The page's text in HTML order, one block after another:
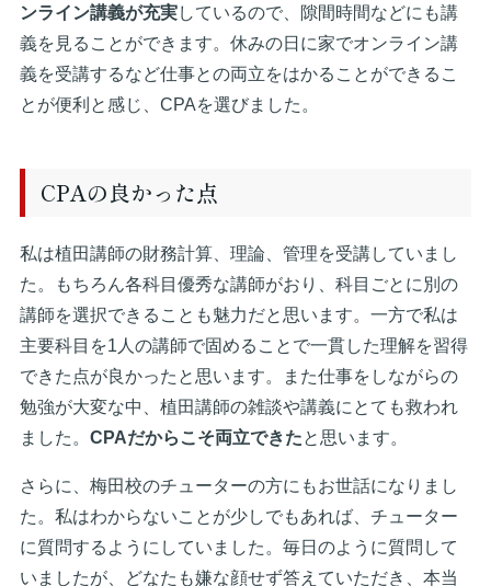
ンライン講義が充実しているので、隙間時間などにも講
義を見ることができます。休みの日に家でオンライン講
義を受講するなど仕事との両立をはかることができるこ
とが便利と感じ、CPAを選びました。
CPAの良かった点
私は植田講師の財務計算、理論、管理を受講していまし
た。もちろん各科目優秀な講師がおり、科目ごとに別の
講師を選択できることも魅力だと思います。一方で私は
主要科目を1人の講師で固めることで一貫した理解を習得
できた点が良かったと思います。また仕事をしながらの
勉強が大変な中、植田講師の雑談や講義にとても救われ
ました。 CPAだからこそ両立できたと思います。
さらに、梅田校のチューターの方にもお世話になりまし
た。私はわからないことが少しでもあれば、チューター
に質問するようにしていました。毎日のように質問して
いましたが、どなたも嫌な顔せず答えていただき、本当